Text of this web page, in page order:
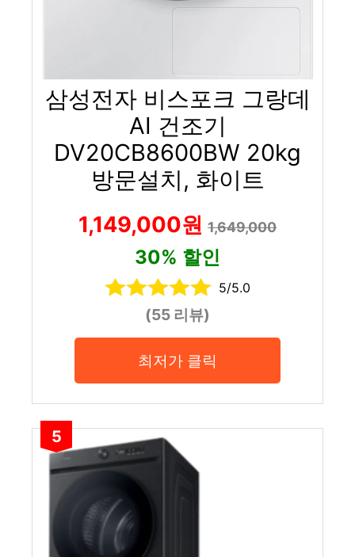
삼성전자 비스포크 그랑데
AI 건조기
DV20CB8600BW 20kg
방문설치, 화이트
1,149,000원 1,649,000
30% 할인
5/5.0
(55 리뷰)
최저가 클릭
5